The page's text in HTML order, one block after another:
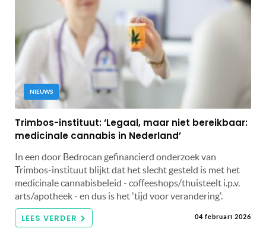
NIEUWS
Trimbos-instituut: ‘Legaal, maar niet bereikbaar:
medicinale cannabis in Nederland’
In een door Bedrocan gefinancierd onderzoek van
Trimbos-instituut blijkt dat het slecht gesteld is met het
medicinale cannabisbeleid - coffeeshops/thuisteelt i.p.v.
arts/apotheek - en dus is het 'tijd voor verandering'.
LEES VERDER 04 februari 2026